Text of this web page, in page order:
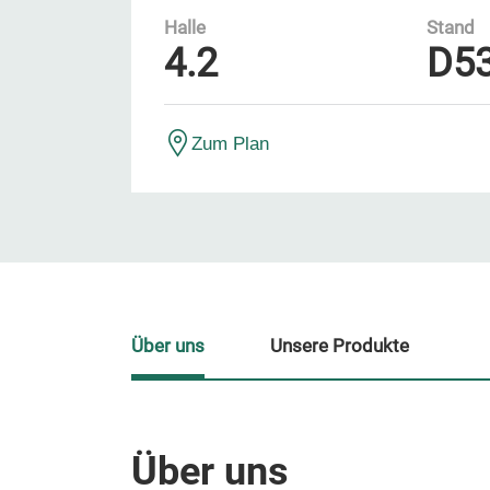
Halle
4.2
Stand
Zum Plan
Über uns
Über uns Unsere Produkte